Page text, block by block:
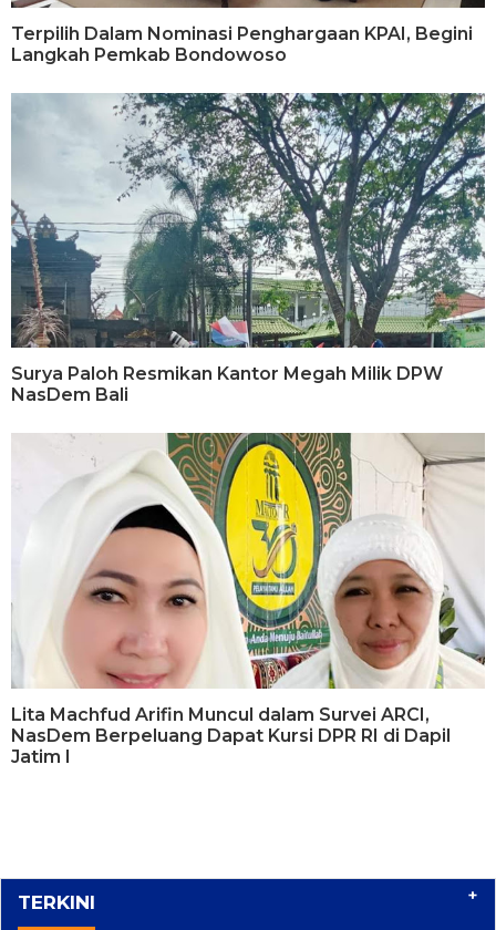
Terpilih Dalam Nominasi Penghargaan KPAI, Begini
Langkah Pemkab Bondowoso
Surya Paloh Resmikan Kantor Megah Milik DPW
NasDem Bali
Lita Machfud Arifin Muncul dalam Survei ARCI,
NasDem Berpeluang Dapat Kursi DPR RI di Dapil
Jatim I
TERKINI +